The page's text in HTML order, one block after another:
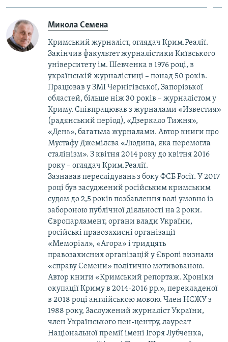
Микола Семена
Кримський журналіст, оглядач Крим.Реалії.
Закінчив факультет журналістики Київського
університету ім. Шевченка в 1976 році, в
українській журналістиці – понад 50 років.
Працював у ЗМІ Чернігівської, Запорізької
областей, більше ніж 30 років – журналістом у
Криму. Співпрацював з журналами «Известия»
(радянський період), «Дзеркало Тижня»,
«День», багатьма журналами. Автор книги про
Мустафу Джемілєва «Людина, яка перемогла
сталінізм». З квітня 2014 року до квітня 2016
року – оглядач Крим.Реалії.
Зазнавав переслідувань з боку ФСБ Росії. У 2017
році був засуджений російським кримським
судом до 2,5 років позбавлення волі умовно із
забороною публічної діяльності на 2 роки.
Європарламент, органи влади України,
російські правозахисні організації
«Меморіал», «Агора» і тридцять
правозахисних організацій у Європі визнали
«справу Семени» політично мотивованою.
Автор книги «Кримський репортаж. Хроніки
окупації Криму в 2014-2016 рр.», перекладеної
в 2018 році англійською мовою. Член НСЖУ з
1988 року, Заслужений журналіст України,
член Українського пен-центру, лауреат
Національної премії імені Ігоря Лубченка,